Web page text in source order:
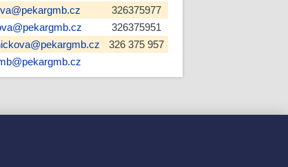
326375977
326375951
326 375 957